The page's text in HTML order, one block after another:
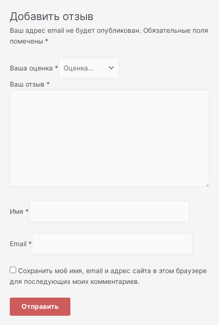
Добавить отзыв
Ваш адрес email не будет опубликован. Обязательные поля
помечены *
Ваша оценка *
Ваш отзыв *
Имя *
Email *
Сохранить моё имя, email и адрес сайта в этом браузере
для последующих моих комментариев.